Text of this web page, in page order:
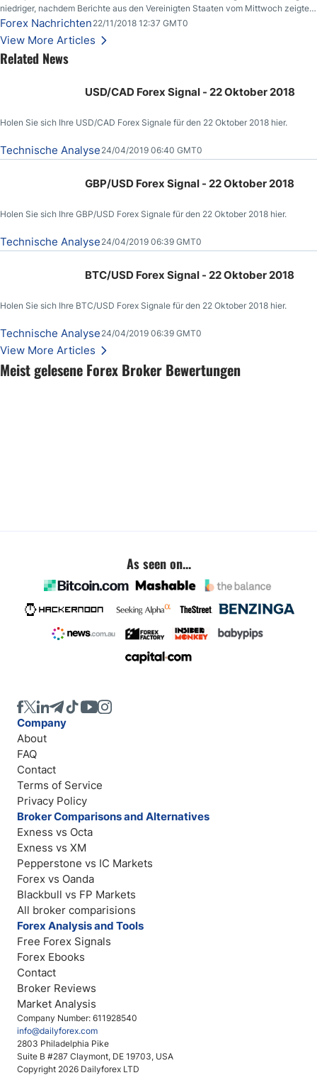
Meist gelesene Forex Broker Bewertungen
niedriger, nachdem Berichte aus den Vereinigten Staaten vom Mittwoch zeigten,
dass die US-Rohöllagerbestände den höchsten Stand seit Dezember 2017
erreichten.
Forex Nachrichten 22/11/2018 12:37 GMT0
View More Articles
Related News
USD/CAD Forex Signal - 22 Oktober 2018
Holen Sie sich Ihre USD/CAD Forex Signale für den 22 Oktober 2018 hier.
Technische Analyse 24/04/2019 06:40 GMT0
GBP/USD Forex Signal - 22 Oktober 2018
Holen Sie sich Ihre GBP/USD Forex Signale für den 22 Oktober 2018 hier.
Technische Analyse 24/04/2019 06:39 GMT0
BTC/USD Forex Signal - 22 Oktober 2018
Holen Sie sich Ihre BTC/USD Forex Signale für den 22 Oktober 2018 hier.
Technische Analyse 24/04/2019 06:39 GMT0
View More Articles
As seen on...
Company Number: 611928540
info@dailyforex.com
2803 Philadelphia Pike
Suite B #287 Claymont, DE 19703, USA
Copyright 2026 Dailyforex LTD
Company
About
FAQ
Contact
Terms of Service
Privacy Policy
Broker Comparisons and Alternatives
Exness vs Octa
Exness vs XM
Pepperstone vs IC Markets
Forex vs Oanda
Blackbull vs FP Markets
All broker comparisions
Forex Analysis and Tools
Free Forex Signals
Forex Ebooks
Contact
Broker Reviews
Market Analysis